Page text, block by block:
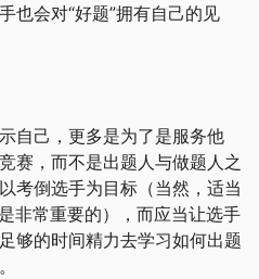
也会对“好题”拥有自己的见
自己，更多是为了是服务他
赛，而不是出题人与做题人之
考倒选手为目标（当然，适当
非常重要的），而应当让选手
够的时间精力去学习如何出题